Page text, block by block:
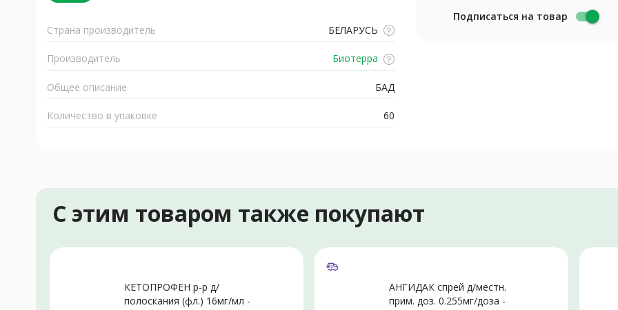
Страна производитель БЕЛАРУСЬ
Производитель Биотерра
Общее описание БАД
Количество в упаковке 60
Подписаться на товар
С этим товаром также покупают
КЕТОПРОФЕН р-р д/
полоскания (фл.) 16мг/мл -
АНГИДАК спрей д/местн.
прим. доз. 0.255мг/доза -